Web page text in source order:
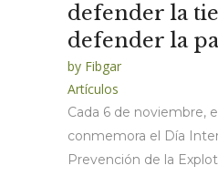
defender la
defender la
by Fibgar
Artículos
Cada 6 de noviembre,
conmemora el Día
Prevención de la